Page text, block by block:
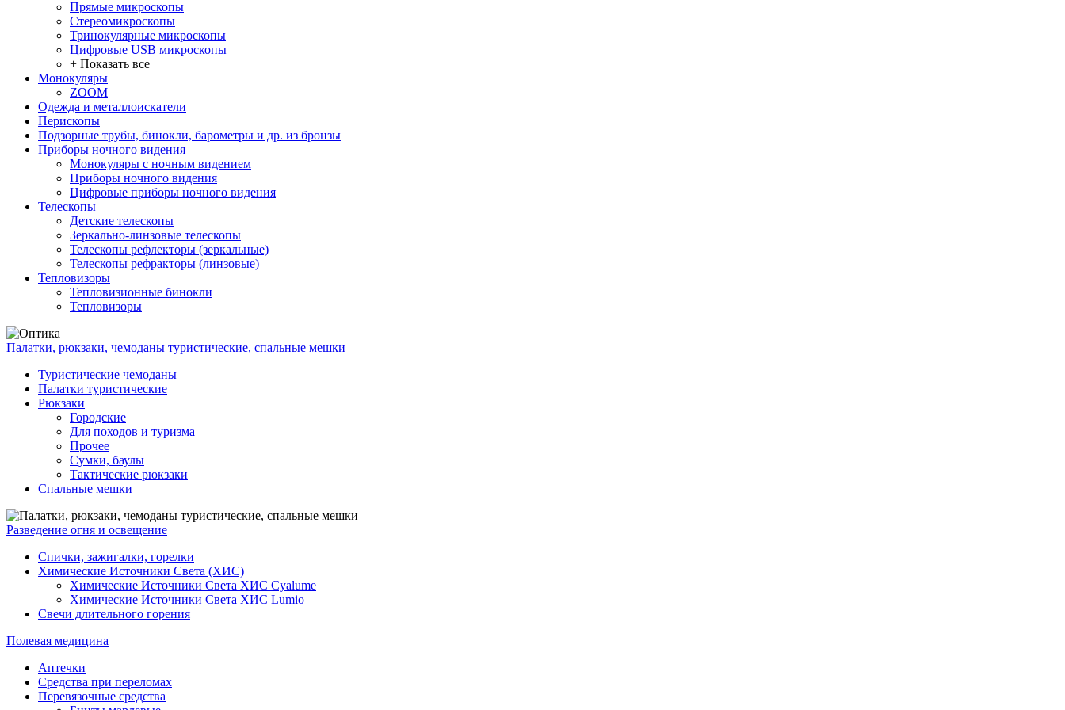
Прямые микроскопы
Стереомикроскопы
Тринокулярные микроскопы
Цифровые USB микроскопы
+ Показать все
Монокуляры
ZOOM
Одежда и металлоискатели
Перископы
Подзорные трубы, бинокли, барометры и др. из бронзы
Приборы ночного видения
Монокуляры с ночным видением
Приборы ночного видения
Цифровые приборы ночного видения
Телескопы
Детские телескопы
Зеркально-линзовые телескопы
Телескопы рефлекторы (зеркальные)
Телескопы рефракторы (линзовые)
Тепловизоры
Тепловизионные бинокли
Тепловизоры
Палатки, рюкзаки, чемоданы туристические, спальные мешки
Туристические чемоданы
Палатки туристические
Рюкзаки
Городские
Для походов и туризма
Прочее
Сумки, баулы
Тактические рюкзаки
Спальные мешки
Разведение огня и освещение
Спички, зажигалки, горелки
Химические Источники Света (ХИС)
Химические Источники Света ХИС Cyalume
Химические Источники Света ХИС Lumio
Свечи длительного горения
Полевая медицина
Аптечки
Средства при переломах
Перевязочные средства